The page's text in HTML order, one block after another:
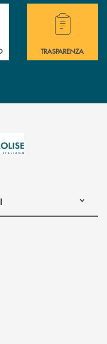
Hai bisogno di
TRASPARENZA